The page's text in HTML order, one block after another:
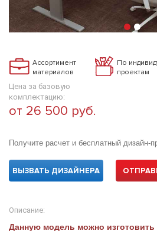
Ассортимент
материалов
По
проектам
Цена за базовую
комплектацию:
от 26 500 руб.
Получите расчет и бесплатный дизайн-
ВЫЗВАТЬ ДИЗАЙНЕРА
Описание:
Данную модель можно изготовить